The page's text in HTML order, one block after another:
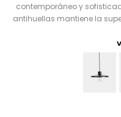
contemporáneo y
antihuellas mantiene la